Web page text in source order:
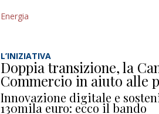
Energia
L’INIZIATIVA
Doppia transizione, la
Commercio in aiuto alle
Innovazione digitale e
130mila euro: ecco il bando